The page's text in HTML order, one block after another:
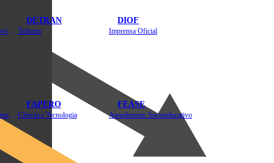
DETRAN
Trânsito
DIOF
Imprensa Oficial
FAPERO
Ciência e Tecnologia
FEASE
Atendimento Socioeducativo